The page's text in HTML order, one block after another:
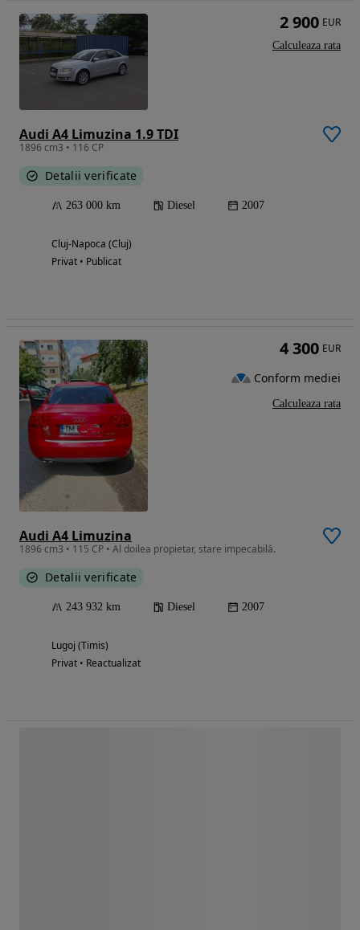
Audi A4 Limuzina 1.9 TDI
1896 cm3 • 116 CP
Detalii verificate
263 000 km Diesel 2007
Cluj-Napoca (Cluj)
Privat • Publicat
2 900 EUR
Calculeaza rata
Audi A4 Limuzina
1896 cm3 • 115 CP • Al doilea propietar, stare impecabilă.
Detalii verificate
243 932 km Diesel 2007
Lugoj (Timis)
Privat • Reactualizat
4 300 EUR
Conform mediei
Calculeaza rata